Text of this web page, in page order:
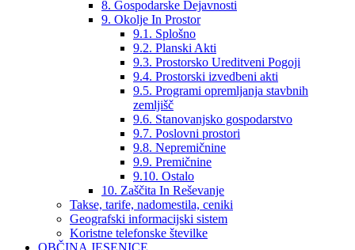
8. Gospodarske Dejavnosti
9. Okolje In Prostor
9.1. Splošno
9.2. Planski Akti
9.3. Prostorsko Ureditveni Pogoji
9.4. Prostorski izvedbeni akti
9.5. Programi opremljanja stavbnih
zemljišč
9.6. Stanovanjsko gospodarstvo
9.7. Poslovni prostori
9.8. Nepremičnine
9.9. Premičnine
9.10. Ostalo
10. Zaščita In Reševanje
Takse, tarife, nadomestila, ceniki
Geografski informacijski sistem
Koristne telefonske številke
OBČINA JESENICE